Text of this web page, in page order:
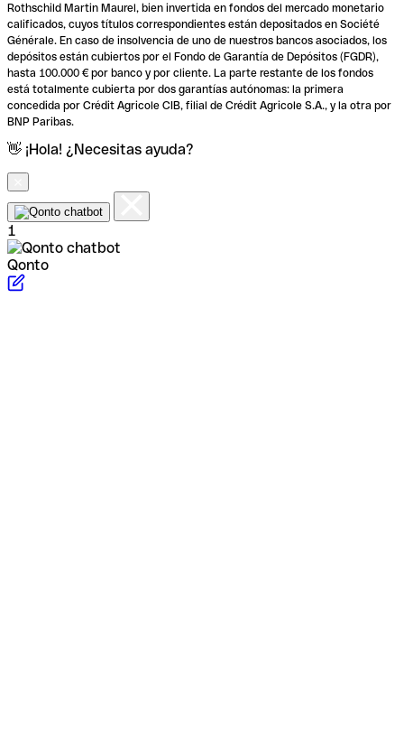
Rothschild Martin Maurel, bien invertida en fondos del mercado monetario
calificados, cuyos títulos correspondientes están depositados en Société
Générale. En caso de insolvencia de uno de nuestros bancos asociados, los
depósitos están cubiertos por el Fondo de Garantía de Depósitos (FGDR),
hasta 100.000 € por banco y por cliente. La parte restante de los fondos
está totalmente cubierta por dos garantías autónomas: la primera
concedida por Crédit Agricole CIB, filial de Crédit Agricole S.A., y la otra por
BNP Paribas.
👋 ¡Hola! ¿Necesitas ayuda?
1
Qonto